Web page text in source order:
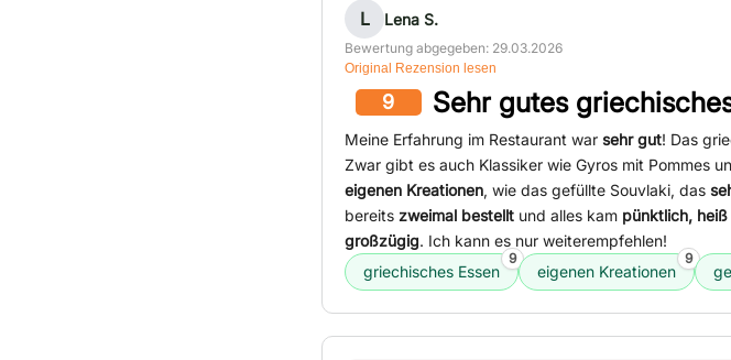
L Lena S.
Bewertung abgegeben: 29.03.2026
Original Rezension lesen
9 Sehr gutes
Meine Erfahrung im Restaurant war sehr gut! Das
Zwar gibt es auch Klassiker wie Gyros mit Pommes
eigenen Kreationen, wie das gefüllte Souvlaki, das
bereits zweimal bestellt und alles kam pünktlich,
großzügig. Ich kann es nur weiterempfehlen!
griechisches Essen
9
eigenen Kreationen
9